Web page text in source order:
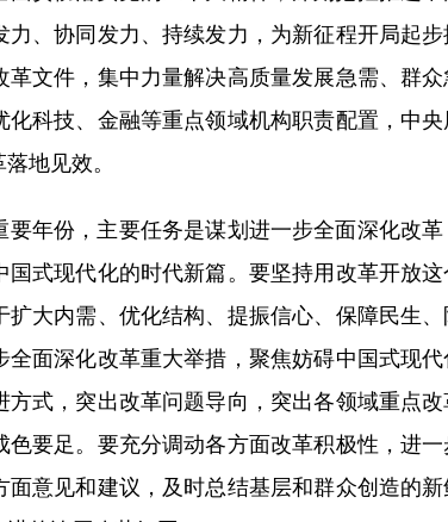
、协同发力、持续发力，为新征程开局起
文件，集中力量解决高质量发展急需、群
科技、金融等重点领域机构职责配置，中
地见效。
份，主要任务是谋划进一步全面深化改革
式现代化的时代新篇。要坚持用改革开放
扩大内需、优化结构、提振信心、保障民生
面深化改革重大举措，聚焦妨碍中国式现
式，突出改革问题导向，突出各领域重点
要足。要充分调动各方面改革积极性，进
意见和建议，及时总结基层和群众创造的